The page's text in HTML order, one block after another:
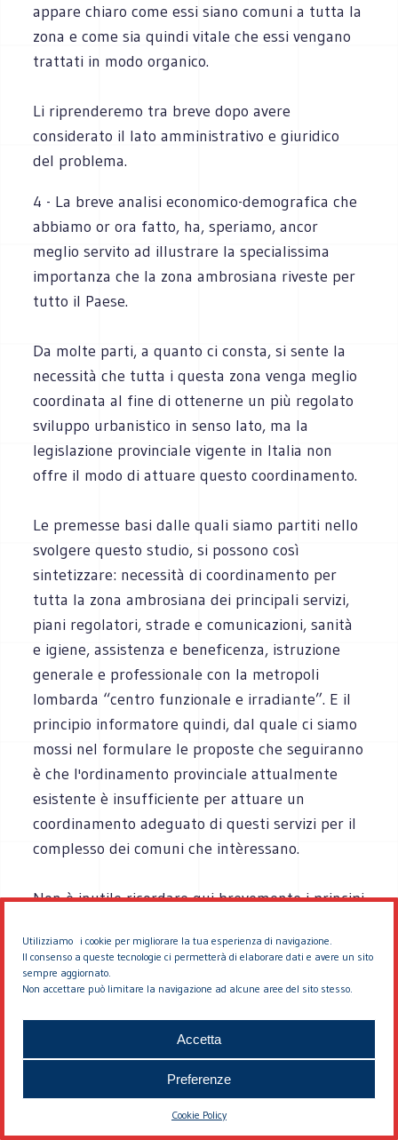
Utilizziamo i cookie per migliorare la tua esperienza di navigazione.
Il consenso a queste tecnologie ci permetterà di elaborare dati e avere un sito
sempre aggiornato.
Non accettare può limitare la navigazione ad alcune aree del sito stesso.
Accetta
Preferenze
Cookie Policy
appare chiaro come essi siano comuni a tutta la
zona e come sia quindi vitale che essi vengano
trattati in modo organico.
Li riprenderemo tra breve dopo avere
considerato il lato amministrativo e giuridico
del problema.
4 - La breve analisi economico-demografica che
abbiamo or ora fatto, ha, speriamo, ancor
meglio servito ad illustrare la specialissima
importanza che la zona ambrosiana riveste per
tutto il Paese.
Da molte parti, a quanto ci consta, si sente la
necessità che tutta i questa zona venga meglio
coordinata al fine di ottenerne un più regolato
sviluppo urbanistico in senso lato, ma la
legislazione provinciale vigente in Italia non
offre il modo di attuare questo coordinamento.
Le premesse basi dalle quali siamo partiti nello
svolgere questo studio, si possono così
sintetizzare: necessità di coordinamento per
tutta la zona ambrosiana dei principali servizi,
piani regolatori, strade e comunicazioni, sanità
e igiene, assistenza e beneficenza, istruzione
generale e professionale con la metropoli
lombarda “centro funzionale e irradiante”. E il
principio informatore quindi, dal quale ci siamo
mossi nel formulare le proposte che seguiranno
è che l'ordinamento provinciale attualmente
esistente è insufficiente per attuare un
coordinamento adeguato di questi servizi per il
complesso dei comuni che intèressano.
Non è inutile ricordare qui brevemente i principi
provincia appare oggi sotto un duplice aspetto:
come circoscrizione amministrativa dello Stato e
come ente autarchico territoriale. Sotto il primo
aspetto essa è più che altro sede di alcuni uffici
governativi organi dell'amministrazione statale:
il Prefetto, il Vice Prefetto, il Consiglio di
Prefettura, la Giunta provinciale